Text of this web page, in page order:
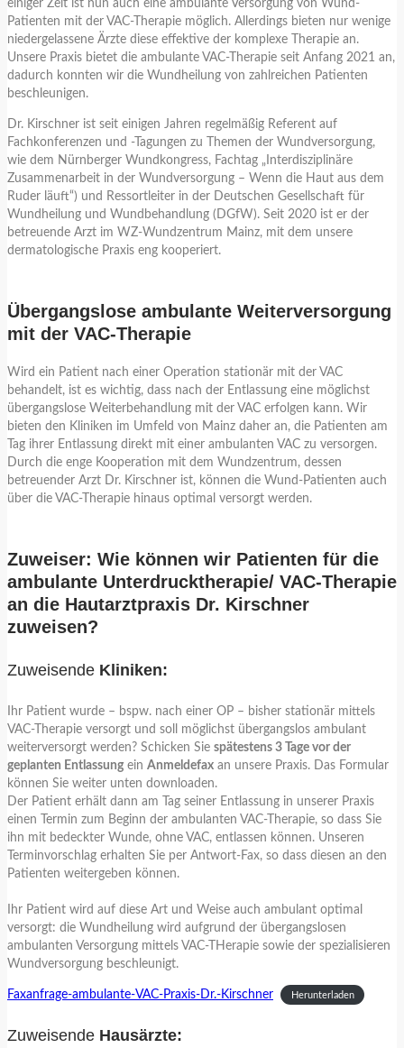
einiger Zeit ist nun auch eine ambulante Versorgung von Wund-
Patienten mit der VAC-Therapie möglich. Allerdings bieten nur wenige
niedergelassene Ärzte diese effektive der komplexe Therapie an.
Unsere Praxis bietet die ambulante VAC-Therapie seit Anfang 2021 an,
dadurch konnten wir die Wundheilung von zahlreichen Patienten
beschleunigen.
Dr. Kirschner ist seit einigen Jahren regelmäßig Referent auf
Fachkonferenzen und -Tagungen zu Themen der Wundversorgung,
wie dem Nürnberger Wundkongress, Fachtag „Interdisziplinäre
Zusammenarbeit in der Wundversorgung – Wenn die Haut aus dem
Ruder läuft“) und Ressortleiter in der Deutschen Gesellschaft für
Wundheilung und Wundbehandlung (DGfW). Seit 2020 ist er der
betreuende Arzt im WZ-Wundzentrum Mainz, mit dem unsere
dermatologische Praxis eng kooperiert.
Übergangslose ambulante Weiterversorgung
mit der VAC-Therapie
Wird ein Patient nach einer Operation stationär mit der VAC
behandelt, ist es wichtig, dass nach der Entlassung eine möglichst
übergangslose Weiterbehandlung mit der VAC erfolgen kann. Wir
bieten den Kliniken im Umfeld von Mainz daher an, die Patienten am
Tag ihrer Entlassung direkt mit einer ambulanten VAC zu versorgen.
Durch die enge Kooperation mit dem Wundzentrum, dessen
betreuender Arzt Dr. Kirschner ist, können die Wund-Patienten auch
über die VAC-Therapie hinaus optimal versorgt werden.
Zuweiser: Wie können wir Patienten für die
ambulante Unterdrucktherapie/ VAC-Therapie
an die Hautarztpraxis Dr. Kirschner
zuweisen?
Zuweisende Kliniken:
Ihr Patient wurde – bspw. nach einer OP – bisher stationär mittels
VAC-Therapie versorgt und soll möglichst übergangslos ambulant
weiterversorgt werden? Schicken Sie spätestens 3 Tage vor der
geplanten Entlassung ein Anmeldefax an unsere Praxis. Das Formular
können Sie weiter unten downloaden.
Der Patient erhält dann am Tag seiner Entlassung in unserer Praxis
einen Termin zum Beginn der ambulanten VAC-Therapie, so dass Sie
ihn mit bedeckter Wunde, ohne VAC, entlassen können. Unseren
Terminvorschlag erhalten Sie per Antwort-Fax, so dass diesen an den
Patienten weitergeben können.
Ihr Patient wird auf diese Art und Weise auch ambulant optimal
versorgt: die Wundheilung wird aufgrund der übergangslosen
ambulanten Versorgung mittels VAC-THerapie sowie der spezialisieren
Wundversorgung beschleunigt.
Faxanfrage-ambulante-VAC-Praxis-Dr.-Kirschner Herunterladen
Zuweisende Hausärzte: